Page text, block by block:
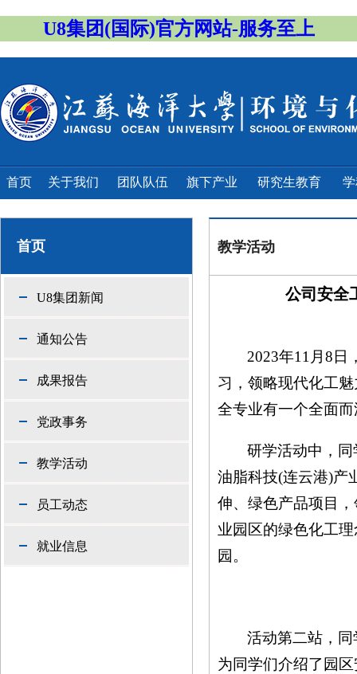
U8集团(国际)官方网站-服务至上
首页 关于我们 团队队伍 旗下产业 研究生教育
首页
U8集团新闻
通知公告
成果报告
党政事务
教学活动
员工动态
就业信息
教学活动
公司安全
2023年11月8日
习，领略现代化工
全专业有一个全面
研学活动中，
油脂科技(连云港)产
伸、绿色产品项目
业园区的绿色化工
园。
活动第二站，
为同学们介绍了园